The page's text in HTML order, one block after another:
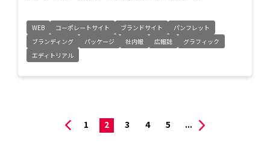
WEB コーポレートサイト ブランドサイト
パンフレット
ブランディング
パッケージ 社内報 広報誌
グラフィック
エディトリアル
1 2 3 4 5 ...